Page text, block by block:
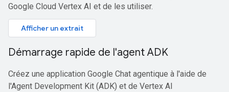
Google Cloud Vertex AI et de les utiliser.
Afficher un extrait
Démarrage rapide de l'agent ADK
Créez une application Google Chat agentique à l'aide de
l'Agent Development Kit (ADK) et de Vertex AI